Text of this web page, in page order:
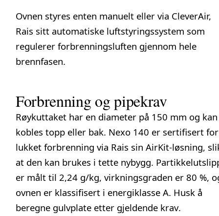
Ovnen styres enten manuelt eller via CleverAir,
Rais sitt automatiske luftstyringssystem som
regulerer forbrenningsluften gjennom hele
brennfasen.
Forbrenning og pipekrav
Røykuttaket har en diameter på 150 mm og kan
kobles topp eller bak. Nexo 140 er sertifisert for
lukket forbrenning via Rais sin AirKit-løsning,
at den kan brukes i tette nybygg.
er målt til 2,24 g/kg, virkningsgraden er 80 %,
ovnen er klassifisert i energiklasse A. Husk å
beregne gulvplate etter gjeldende krav.